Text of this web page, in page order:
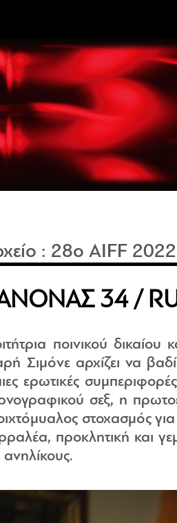
: 28o AIFF 2022
34 /
ποινικού
Σιμόνε αρχίζει να
ερωτικές
σεξ, η
στοχασμός για
προκλητική και
ανηλίκους.